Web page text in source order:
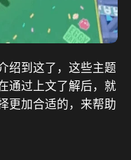
绍到这了，这些主题
通过上文了解后，就
更加合适的，来帮助